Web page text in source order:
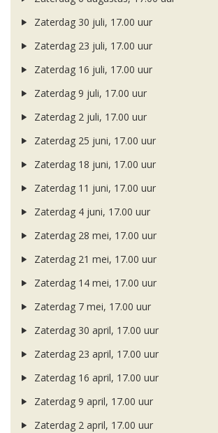
Zaterdag 30 juli, 17.00 uur
Zaterdag 23 juli, 17.00 uur
Zaterdag 16 juli, 17.00 uur
Zaterdag 9 juli, 17.00 uur
Zaterdag 2 juli, 17.00 uur
Zaterdag 25 juni, 17.00 uur
Zaterdag 18 juni, 17.00 uur
Zaterdag 11 juni, 17.00 uur
Zaterdag 4 juni, 17.00 uur
Zaterdag 28 mei, 17.00 uur
Zaterdag 21 mei, 17.00 uur
Zaterdag 14 mei, 17.00 uur
Zaterdag 7 mei, 17.00 uur
Zaterdag 30 april, 17.00 uur
Zaterdag 23 april, 17.00 uur
Zaterdag 16 april, 17.00 uur
Zaterdag 9 april, 17.00 uur
Zaterdag 2 april, 17.00 uur